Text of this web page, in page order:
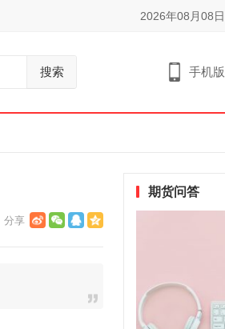
2026年08月08日
搜索 手机版
期货问答